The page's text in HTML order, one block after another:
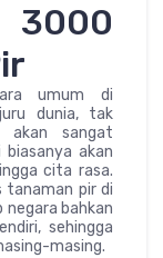
3000
umum di
dunia, tak
akan sangat
akan
cita rasa.
tanaman pir di
negara bahkan
sehingga
masing.